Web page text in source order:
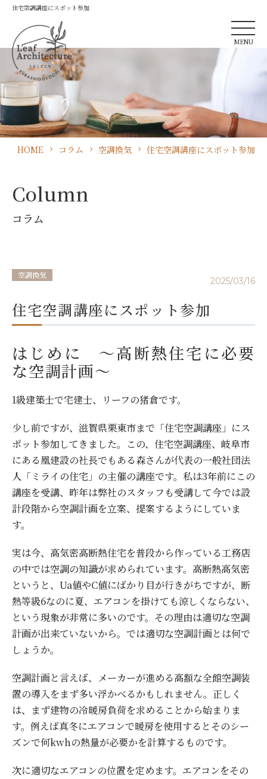
住宅空調講座にスポット参加
MENU
HOME コラム 空調換気 住宅空調講座にスポット参加
Column
コラム
空調換気
2025/03/16
住宅空調講座にスポット参加
はじめに ～高断熱住宅に必要
な空調計画～
1級建築士で宅建士、リーフの猪倉です。
少し前ですが、滋賀県栗東市まで「住宅空調講座」にス
ポット参加してきました。この、住宅空調講座、岐阜市
にある凰建設の社長でもある森さんが代表の一般社団法
人「ミライの住宅」の主催の講座です。私は3年前にこの
講座を受講、昨年は弊社のスタッフも受講して今では設
計段階から空調計画を立案、提案するようにしていま
す。
実は今、高気密高断熱住宅を普段から作っている工務店
の中では空調の知識が求められています。高断熱高気密
というと、Ua値やC値にばかり目が行きがちですが、断
熱等級6なのに夏、エアコンを掛けても涼しくならない、
という現象が非常に多いのです。その理由は適切な空調
計画が出来ていないから。では適切な空調計画とは何で
しょうか。
空調計画と言えば、メーカーが進める高額な全館空調装
置の導入をまず多い浮かべるかもしれません。正しく
は、まず建物の冷暖房負荷を求めることから始まりま
す。例えば真冬にエアコンで暖房を使用するとそのシー
ズンで何kwhの熱量が必要かを計算するものです。
次に適切なエアコンの位置を定めます。エアコンをその